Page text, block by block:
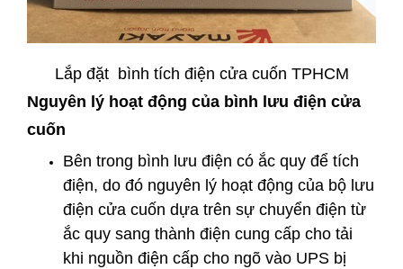
Lắp đặt bình tích điện cửa cuốn TPHCM
Nguyên lý hoạt động của bình lưu điện cửa
cuốn
Bên trong bình lưu điện có ắc quy để tích
điện, do đó nguyên lý hoạt động của bộ lưu
điện cửa cuốn dựa trên sự chuyển điện từ
ắc quy sang thành điện cung cấp cho tải
khi nguồn điện cấp cho ngõ vào UPS bị